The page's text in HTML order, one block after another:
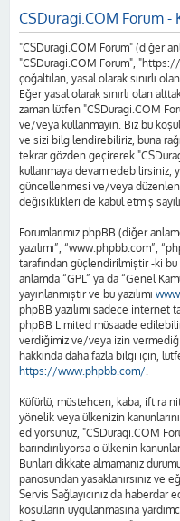
CSDuragi.COM Forum -
"CSDuragi.COM Forum" (diğer
"CSDuragi.COM Forum",
çoğaltılan, yasal olarak sınırlı
Eğer yasal olarak sınırlı olan
zaman lütfen "CSDuragi.COM
ve/veya kullanmayın. Biz bu
ve sizi bilgilendirebiliriz, buna
tekrar gözden geçirerek
kullanmaya devam edebilirsiniz,
güncellenmesi ve/veya
değişiklikleri de kabul etmiş
Forumlarımız phpBB (diğer
yazılımı”, “www.phpbb.com”,
tarafından güçlendirilmiştir -ki bu
anlamda “GPL” ya da “Genel
yayınlanmıştır ve bu yazılımı
phpBB yazılımı sadece internet
phpBB Limited müsaade
verdiğimiz ve/veya izin
hakkında daha fazla bilgi için,
https://www.phpbb.com/.
Küfürlü, müstehcen, kaba, iftira
yönelik veya ülkenizin
ediyorsunuz, "CSDuragi.COM
barındırılıyorsa o ülkenin
Bunları dikkate almamanız
panosundan yasaklanırsınız ve
Servis Sağlayıcınız da haberdar
koşulların uygulanmasına